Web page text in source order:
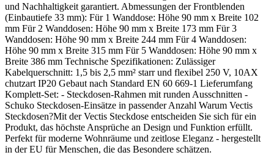
und Nachhaltigkeit garantiert. Abmessungen der Frontblenden
(Einbautiefe 33 mm): Für 1 Wanddose: Höhe 90 mm x Breite 102
mm Für 2 Wanddosen: Höhe 90 mm x Breite 173 mm Für 3
Wanddosen: Höhe 90 mm x Breite 244 mm Für 4 Wanddosen:
Höhe 90 mm x Breite 315 mm Für 5 Wanddosen: Höhe 90 mm x
Breite 386 mm Technische Spezifikationen: Zulässiger
Kabelquerschnitt: 1,5 bis 2,5 mm² starr und flexibel 250 V, 10AX
chutzart IP20 Gebaut nach Standard EN 60 669-1 Lieferumfang
Komplett-Set: - Steckdosen-Rahmen mit runden Ausschnitten -
Schuko Steckdosen-Einsätze in passender Anzahl Warum Vectis
Steckdosen?Mit der Vectis Steckdose entscheiden Sie sich für ein
Produkt, das höchste Ansprüche an Design und Funktion erfüllt.
Perfekt für moderne Wohnräume und zeitlose Eleganz - hergestellt
in der EU für Menschen, die das Besondere schätzen.